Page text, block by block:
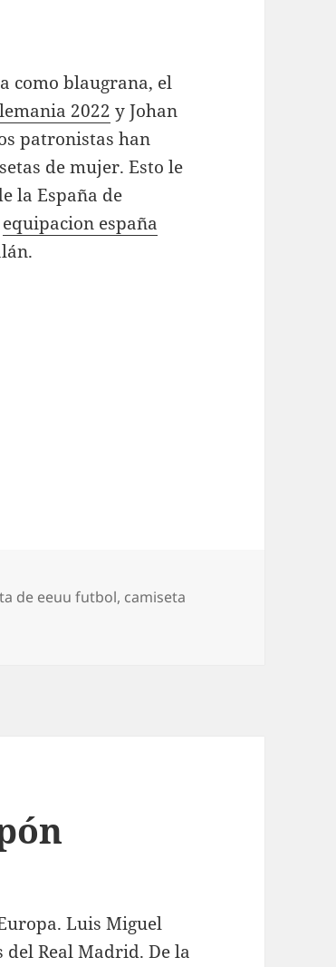
como blaugrana, el
2022 y Johan
patronistas han
de mujer. Esto le
la España de
equipacion españa
de eeuu futbol, camiseta
Luis Miguel
del Real Madrid. De la